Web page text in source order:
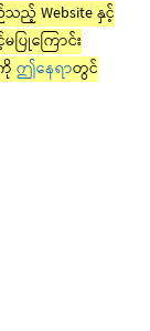
သည့် Website နှင့်
ပြုကြောင်း
ဤနေရာတွင်